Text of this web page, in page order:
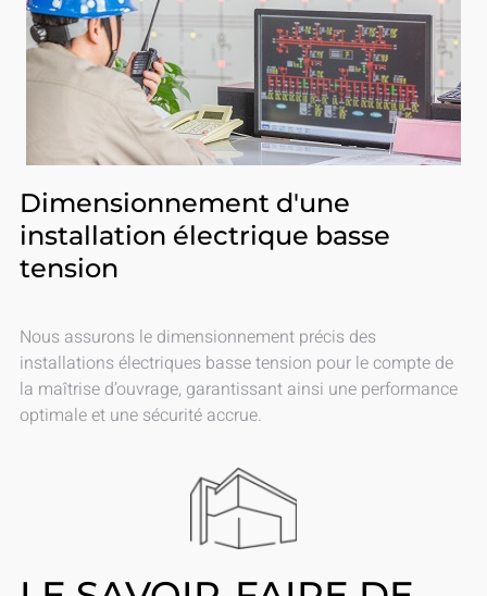
Dimensionnement d'une
installation électrique basse
tension
Nous assurons le dimensionnement précis des
installations électriques basse tension pour le compte de
la maîtrise d’ouvrage, garantissant ainsi une performance
optimale et une sécurité accrue.